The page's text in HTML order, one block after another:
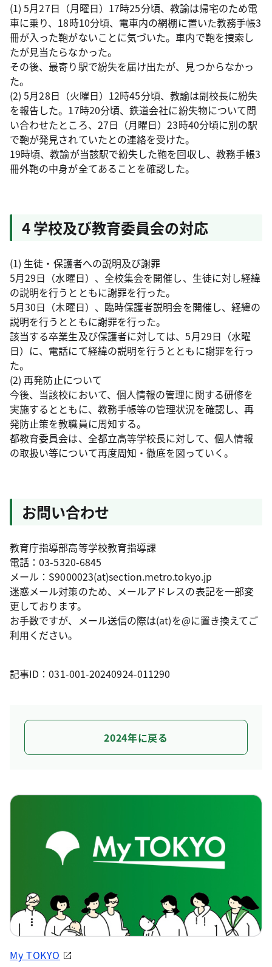
(1) 5月27日（月曜日）17時25分頃、教諭は帰宅のため電
車に乗り、18時10分頃、電車内の網棚に置いた教務手帳3
冊が入った鞄がないことに気づいた。車内で鞄を捜索し
たが見当たらなかった。
その後、最寄り駅で紛失を届け出たが、見つからなかっ
た。
(2) 5月28日（火曜日）12時45分頃、教諭は副校長に紛失
を報告した。17時20分頃、鉄道会社に紛失物について問
い合わせたところ、27日（月曜日）23時40分頃に別の駅
で鞄が発見されていたとの連絡を受けた。
19時頃、教諭が当該駅で紛失した鞄を回収し、教務手帳3
冊外鞄の中身が全てあることを確認した。
4 学校及び教育委員会の対応
(1) 生徒・保護者への説明及び謝罪
5月29日（水曜日）、全校集会を開催し、生徒に対し経緯
の説明を行うとともに謝罪を行った。
5月30日（木曜日）、臨時保護者説明会を開催し、経緯の
説明を行うとともに謝罪を行った。
該当する卒業生及び保護者に対しては、5月29日（水曜
日）に、電話にて経緯の説明を行うとともに謝罪を行っ
た。
(2) 再発防止について
今後、当該校において、個人情報の管理に関する研修を
実施するとともに、教務手帳等の管理状況を確認し、再
発防止策を教職員に周知する。
都教育委員会は、全都立高等学校長に対して、個人情報
の取扱い等について再度周知・徹底を図っていく。
お問い合わせ
教育庁指導部高等学校教育指導課
電話：03-5320-6845
メール：S9000023(at)section.metro.tokyo.jp
迷惑メール対策のため、メールアドレスの表記を一部変
更しております。
お手数ですが、メール送信の際は(at)を@に置き換えてご
利用ください。
記事ID：031-001-20240924-011290
2024年に戻る
My TOKYO